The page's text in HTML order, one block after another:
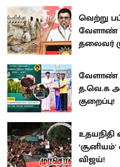
வெற்று
வேளாண்
தலைவர்
வேளாண்
த.வெ.க
குறைப்பு!
உதயநிதி
விஜய்!